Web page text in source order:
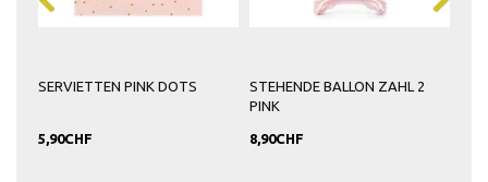
SERVIETTEN PINK DOTS
5,90CHF
STEHENDE BALLON ZAHL 2
PINK
8,90CHF